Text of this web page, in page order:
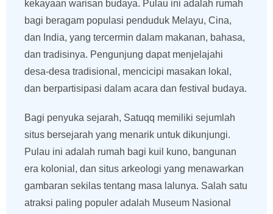
kekayaan warisan budaya. Pulau ini adalah rumah
bagi beragam populasi penduduk Melayu, Cina,
dan India, yang tercermin dalam makanan, bahasa,
dan tradisinya. Pengunjung dapat menjelajahi
desa-desa tradisional, mencicipi masakan lokal,
dan berpartisipasi dalam acara dan festival budaya.
Bagi penyuka sejarah, Satuqq memiliki sejumlah
situs bersejarah yang menarik untuk dikunjungi.
Pulau ini adalah rumah bagi kuil kuno, bangunan
era kolonial, dan situs arkeologi yang menawarkan
gambaran sekilas tentang masa lalunya. Salah satu
atraksi paling populer adalah Museum Nasional